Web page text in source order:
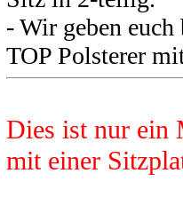
- Wir geben
TOP Polsterer
Dies ist nur ein
mit einer